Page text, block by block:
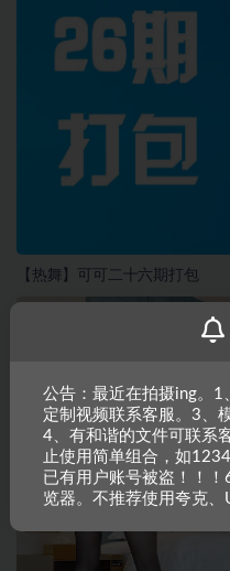
【热舞】可可二十六期打包
公告：最近在拍摄ing。
定制视频联系客服。3、
4、有和谐的文件可联系
止使用简单组合，如
已有用户账号被盗！！
览器。不推荐使用夸克、